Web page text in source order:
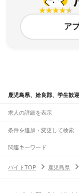
ア
鹿児島県、姶良郡、学生歓
求人の詳細を表示
条件を追加・変更して検索
市区町村を追加・変更
鹿児島県
すべて
駅を追加・変更
川内駅 隈之城駅 木場茶屋駅
関連キーワード
鹿児島県 高校生歓迎 姶
バイトTOP 鹿児島県